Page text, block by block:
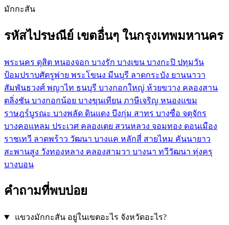
มักกะสัน
รหัสไปรษณีย์ เขตอื่นๆ ในกรุงเทพมหานคร
พระนคร ดุสิต หนองจอก บางรัก บางเขน บางกะปิ ปทุมวัน
ป้อมปราบศัตรูพ่าย พระโขนง มีนบุรี ลาดกระบัง ยานนาวา
สัมพันธวงศ์ พญาไท ธนบุรี บางกอกใหญ่ ห้วยขวาง คลองสาน
ตลิ่งชัน บางกอกน้อย บางขุนเทียน ภาษีเจริญ หนองแขม
ราษฎร์บูรณะ บางพลัด ดินแดง บึงกุ่ม สาทร บางซื่อ จตุจักร
บางคอแหลม ประเวศ คลองเตย สวนหลวง จอมทอง ดอนเมือง
ราชเทวี ลาดพร้าว วัฒนา บางแค หลักสี่ สายไหม คันนายาว
สะพานสูง วังทองหลาง คลองสามวา บางนา ทวีวัฒนา ทุ่งครุ
บางบอน
คำถามที่พบบ่อย
แขวงมักกะสัน อยู่ในเขตอะไร จังหวัดอะไร?